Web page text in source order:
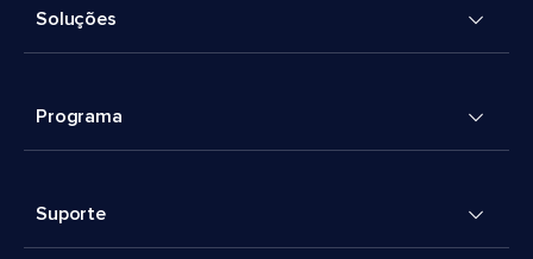
Soluções
Programa
Suporte